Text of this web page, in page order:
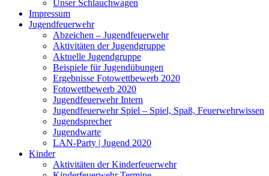
Unser Schlauchwagen
Impressum
Jugendfeuerwehr
Abzeichen – Jugendfeuerwehr
Aktivitäten der Jugendgruppe
Aktuelle Jugendgruppe
Beispiele für Jugendübungen
Ergebnisse Fotowettbewerb 2020
Fotowettbewerb 2020
Jugendfeuerwehr Intern
Jugendfeuerwehr Spiel – Spiel, Spaß, Feuerwehrwissen
Jugendsprecher
Jugendwarte
LAN-Party | Jugend 2020
Kinder
Aktivitäten der Kinderfeuerwehr